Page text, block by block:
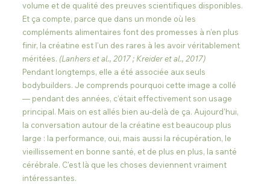
volume et de qualité des preuves scientifiques disponibles.
Et ça compte, parce que dans un monde où les
compléments alimentaires font des promesses à n'en plus
finir, la créatine est l'un des rares à les avoir véritablement
méritées. (Lanhers et al., 2017 ; Kreider et al., 2017)
Pendant longtemps, elle a été associée aux seuls
bodybuilders. Je comprends pourquoi cette image a collé
— pendant des années, c'était effectivement son usage
principal. Mais on est allés bien au-delà de ça. Aujourd'hui,
la conversation autour de la créatine est beaucoup plus
large : la performance, oui, mais aussi la récupération, le
vieillissement en bonne santé, et de plus en plus, la santé
cérébrale. C'est là que les choses deviennent vraiment
intéressantes.